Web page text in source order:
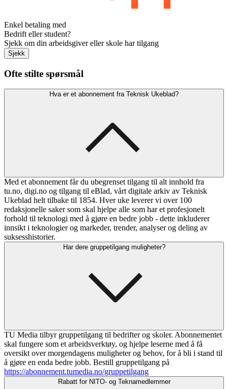
Enkel betaling med
Bedrift eller student?
Sjekk om din arbeidsgiver eller skole har tilgang
Sjekk
Ofte stilte spørsmål
Hva er et abonnement fra Teknisk Ukeblad?
Med et abonnement får du ubegrenset tilgang til alt innhold fra
tu.no, digi.no og tilgang til eBlad, vårt digitale arkiv av Teknisk
Ukeblad helt tilbake til 1854. Hver uke leverer vi over 100
redaksjonelle saker som skal hjelpe alle som har et profesjonelt
forhold til teknologi med å gjøre en bedre jobb - dette inkluderer
innsikt i teknologier og markeder, trender, analyser og deling av
suksesshistorier.
Har dere gruppetilgang muligheter?
TU Media tilbyr gruppetilgang til bedrifter og skoler. Abonnementet
skal fungere som et arbeidsverktøy, og hjelpe leserne med å få
oversikt over morgendagens muligheter og behov, for å bli i stand til
å gjøre en enda bedre jobb. Bestill gruppetilgang på
https://abonnement.tumedia.no/gruppetilgang
Rabatt for NITO- og Teknamedlemmer